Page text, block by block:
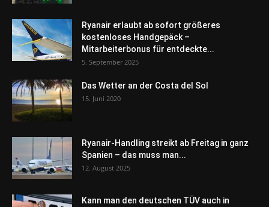
Ryanair erlaubt ab sofort größeres
kostenloses Handgepäck –
Mitarbeiterbonus für entdeckte...
5. September 2025
Das Wetter an der Costa del Sol
15. Juni 2020
Ryanair-Handling streikt ab Freitag in ganz
Spanien – das muss man...
12. August 2025
Kann man den deutschen TÜV auch in